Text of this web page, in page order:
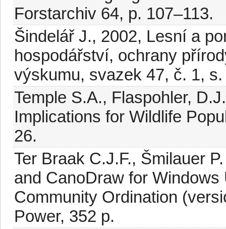
Forstarchiv 64, p. 107–113.
Šindelář J., 2002, Lesní a
hospodářství, ochrany
výskumu, svazek 47, č. 1,
Temple S.A., Flaspohler,
Implications for Wildlife
26.
Ter Braak C.J.F., Šmilauer
and CanoDraw for Windows
Community Ordination
Power, 352 p.